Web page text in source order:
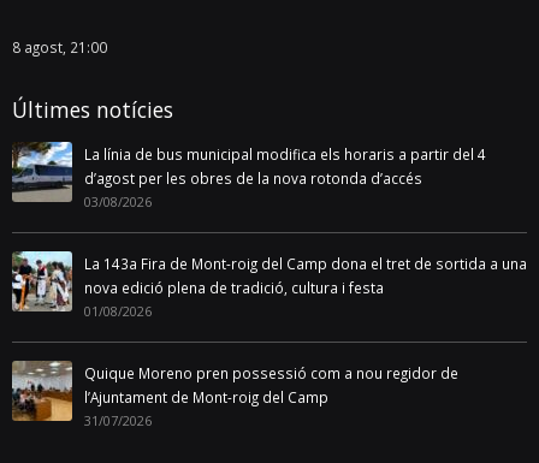
8 agost, 21:00
Últimes notícies
La línia de bus municipal modifica els horaris a partir del 4
d’agost per les obres de la nova rotonda d’accés
03/08/2026
La 143a Fira de Mont-roig del Camp dona el tret de sortida a una
nova edició plena de tradició, cultura i festa
01/08/2026
Quique Moreno pren possessió com a nou regidor de
l’Ajuntament de Mont-roig del Camp
31/07/2026